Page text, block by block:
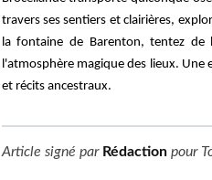
travers ses sentiers et clairières,
la fontaine de Barenton, tentez de
l'atmosphère magique des lieux.
et récits ancestraux.
Article signé par Rédactionpour